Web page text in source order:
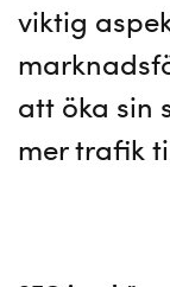
viktig
att öka sin
mer trafik